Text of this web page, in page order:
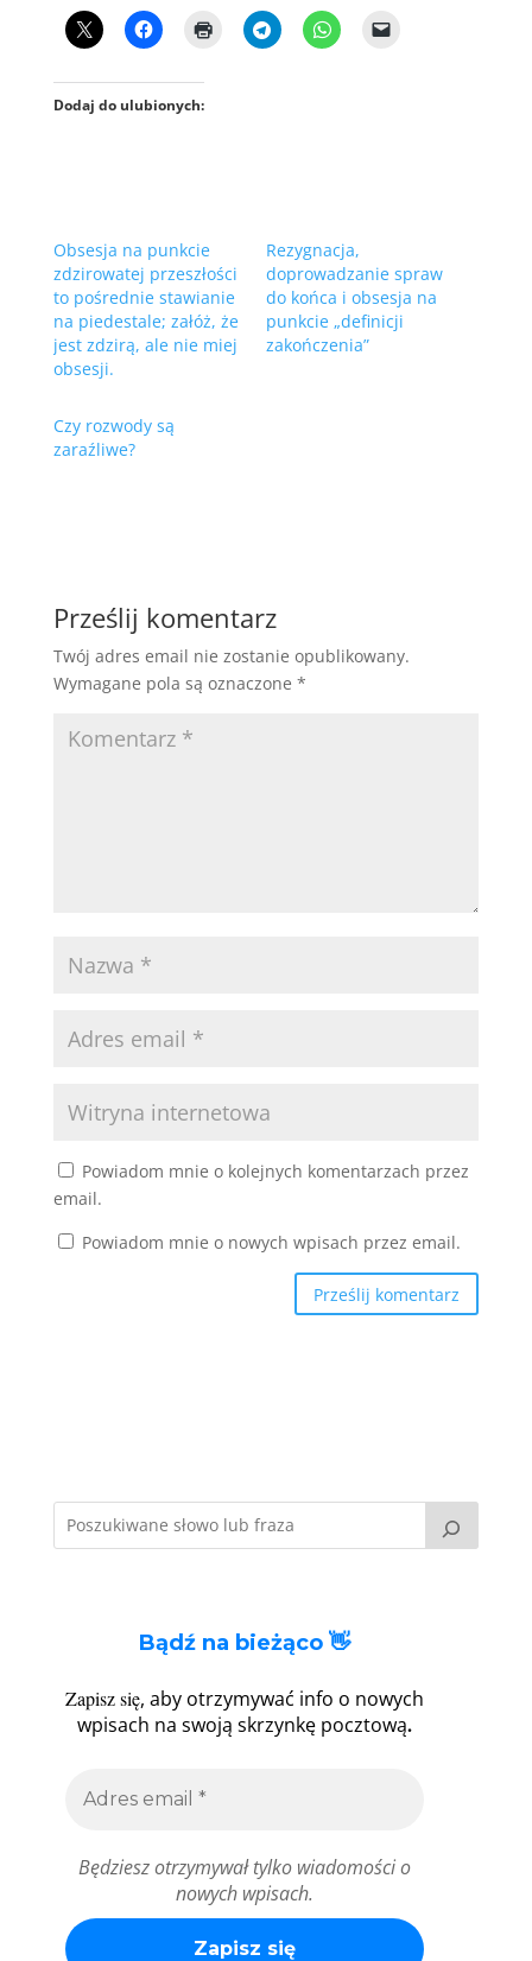
Dodaj do ulubionych:
Obsesja na punkcie
zdzirowatej przeszłości
to pośrednie stawianie
na piedestale; załóż, że
jest zdzirą, ale nie miej
obsesji.
Rezygnacja,
doprowadzanie spraw
do końca i obsesja na
punkcie „definicji
zakończenia”
Czy rozwody są
zaraźliwe?
Prześlij komentarz
Twój adres email nie zostanie opublikowany.
Wymagane pola są oznaczone *
Powiadom mnie o kolejnych komentarzach przez
email.
Powiadom mnie o nowych wpisach przez email.
Bądź na bieżąco 👋
Zapisz się, aby otrzymywać info o nowych
wpisach na swoją skrzynkę pocztową.
Będziesz otrzymywał tylko wiadomości o
nowych wpisach.